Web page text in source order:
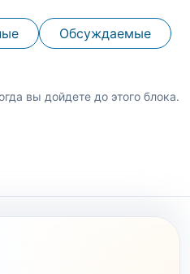
Обсуждаемые
вы дойдете до этого блока.